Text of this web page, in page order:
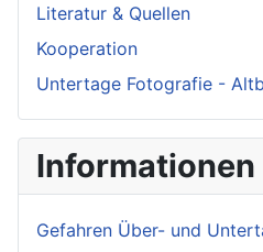
Literatur & Quellen
Kooperation
Untertage Fotografie -
Informationen
Gefahren Über- und